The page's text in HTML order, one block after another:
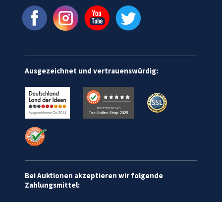
Ausgezeichnet und vertrauenswürdig:
Bei Auktionen akzeptieren wir folgende
Zahlungsmittel: